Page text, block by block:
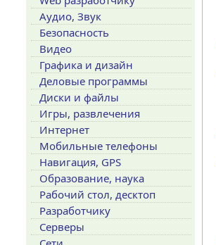
Аудио, Звук
Безопасность
Видео
Графика и дизайн
Деловые программы
Диски и файлы
Игры, развлечения
Интернет
Мобильные телефоны
Навигация, GPS
Образование, наука
Рабочий стол, десктоп
Разработчику
Серверы